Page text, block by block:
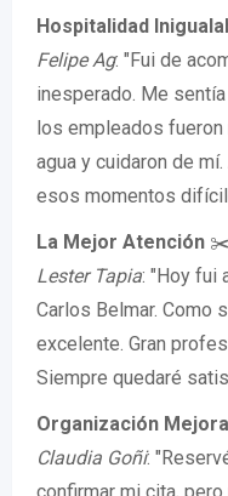
Hospitalidad
Felipe Ag: "Fui de
inesperado. Me
los empleados
agua y cuidaron de
esos momentos
La Mejor Atención ✂️
Lester Tapia: "Hoy fui
Carlos Belmar. Como
excelente. Gran
Siempre quedaré
Organización
Claudia Goñi: